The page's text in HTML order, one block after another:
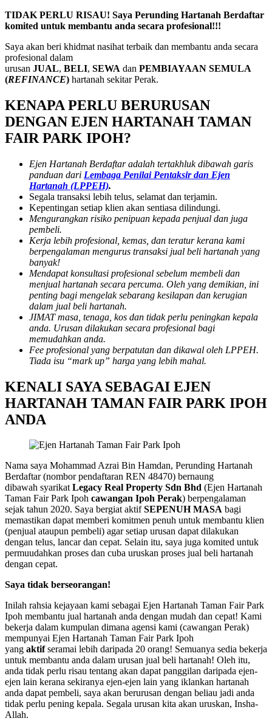
TIDAK PERLU RISAU! Saya Perunding Hartanah Berdaftar
komited untuk membantu anda secara profesional!!!
Saya akan beri khidmat nasihat terbaik dan membantu anda secara
profesional dalam
urusan JUAL, BELI, SEWA dan PEMBIAYAAN SEMULA
(REFINANCE) hartanah sekitar Perak.
KENAPA PERLU BERURUSAN
DENGAN EJEN HARTANAH TAMAN
FAIR PARK IPOH?
Ejen Hartanah Berdaftar adalah tertakhluk dibawah garis
panduan dari Lembaga Penilai Pentaksir dan Ejen
Hartanah (LPPEH).
Segala transaksi lebih telus, selamat dan terjamin.
Kepentingan setiap klien akan sentiasa dilindungi.
Mengurangkan risiko penipuan kepada penjual dan juga
pembeli.
Kerja lebih profesional, kemas, dan teratur kerana kami
berpengalaman mengurus transaksi jual beli hartanah yang
banyak!
Mendapat konsultasi profesional sebelum membeli dan
menjual hartanah secara percuma. Oleh yang demikian, ini
penting bagi mengelak sebarang kesilapan dan kerugian
dalam jual beli hartanah.
JIMAT masa, tenaga, kos dan tidak perlu peningkan kepala
anda. Urusan dilakukan secara profesional bagi
memudahkan anda.
Fee profesional yang berpatutan dan dikawal oleh LPPEH.
Tiada isu “mark up” harga yang lebih mahal.
KENALI SAYA SEBAGAI EJEN
HARTANAH TAMAN FAIR PARK IPOH
ANDA
Nama saya Mohammad Azrai Bin Hamdan, Perunding Hartanah
Berdaftar (nombor pendaftaran REN 48470) bernaung
dibawah syarikatLegacy Real Property Sdn Bhd (Ejen Hartanah
Taman Fair Park Ipoh cawangan Ipoh Perak) berpengalaman
sejak tahun 2020. Saya bergiat aktifSEPENUH MASA bagi
memastikan dapat memberi komitmen penuh untuk membantu klien
(penjual ataupun pembeli) agar setiap urusan dapat dilakukan
dengan telus, lancar dan cepat. Selain itu, saya juga komited untuk
permuudahkan proses dan cuba uruskan proses jual beli hartanah
dengan cepat.
Saya tidak berseorangan!
Inilah rahsia kejayaan kami sebagai Ejen Hartanah Taman Fair Park
Ipoh membantu jual hartanah anda dengan mudah dan cepat! Kami
bekerja dalam kumpulan dimana agensi kami (cawangan Perak)
mempunyai Ejen Hartanah Taman Fair Park Ipoh
yang aktifseramai lebih daripada 20 orang! Semuanya sedia bekerja
untuk membantu anda dalam urusan jual beli hartanah! Oleh itu,
anda tidak perlu risau tentang akan dapat panggilan daripada ejen-
ejen lain kerana sekiranya ejen-ejen lain yang iklankan hartanah
anda dapat pembeli, saya akan berurusan dengan beliau jadi anda
tidak perlu pening kepala. Segala urusan kita akan uruskan, Insha-
Allah.